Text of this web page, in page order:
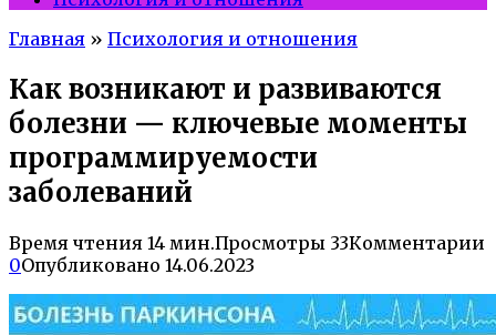
Главная » Психология и отношения
Как возникают и развиваются
болезни — ключевые моменты
программируемости
заболеваний
Время чтения 14 мин.Просмотры 33Комментарии
0Опубликовано 14.06.2023